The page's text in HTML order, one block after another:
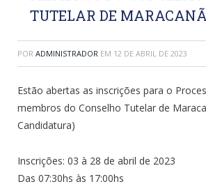
TUTELAR DE MARACANÃ
POR ADMINISTRADOR EM 12 DE ABRIL DE 2023
Estão abertas as inscrições para o
membros do Conselho Tutelar de
Candidatura)
Inscrições: 03 à 28 de abril de 2023
Das 07:30hs às 17:00hs